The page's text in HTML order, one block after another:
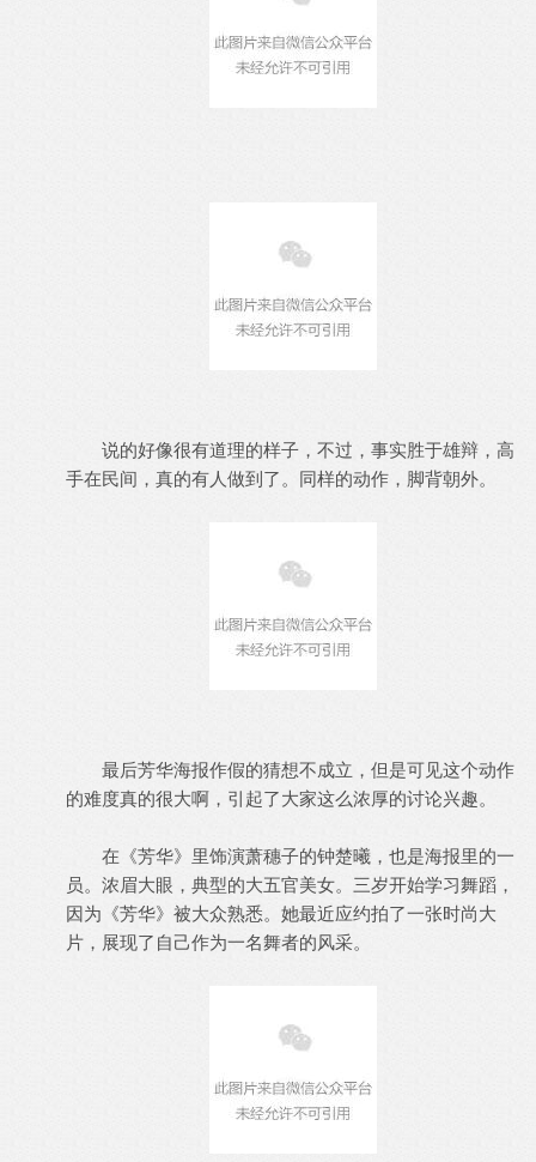
说的好像很有道理的样子，不过，事实胜于雄辩，高
手在民间，真的有人做到了。同样的动作，脚背朝外。
最后芳华海报作假的猜想不成立，但是可见这个动作
的难度真的很大啊，引起了大家这么浓厚的讨论兴趣。
在《芳华》里饰演萧穗子的钟楚曦，也是海报里的一
员。浓眉大眼，典型的大五官美女。三岁开始学习舞蹈，
因为《芳华》被大众熟悉。她最近应约拍了一张时尚大
片，展现了自己作为一名舞者的风采。